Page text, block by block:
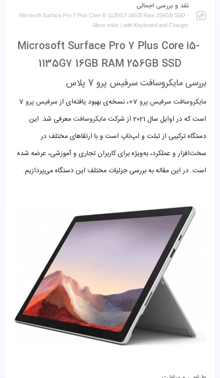
نقد و بررسی اجمالی
Microsoft Surface Pro 7 Plus Core i5-1135G7 16GB Ram 256GB SSD -
Silver color | with Keyboard and Charger
Microsoft Surface Pro 7 Plus Core i5-
1135G7 16GB RAM 256GB SSD
بررسی مایکروسافت سرفیس پرو 7 پلاس
مایکروسافت سرفیس پرو 7+ ، نسخه‌ی بهبود یافته‌ای از سرفیس پرو 7
است که در اوایل سال 2021 از شرکت
مایکروسافتمعرفی شد. این
دستگاه ترکیبی از تبلت و لپ‌تاپ است و با ارتقاهای مختلف در
سخت‌افزار و عملکرد، به‌ویژه برای کاربران تجاری و آموزشی، عرضه شده
است. در این مقاله به بررسی جزئیات مختلف این دستگاه می‌پردازیم.